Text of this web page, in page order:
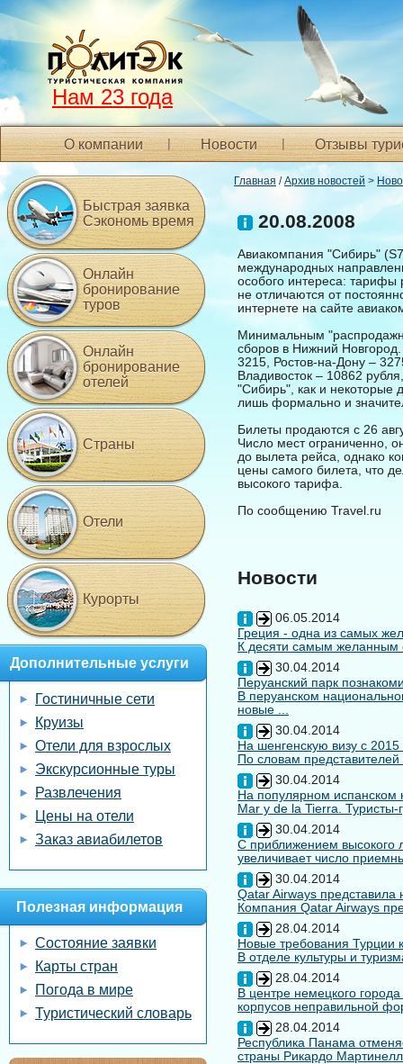
Нам 23 года
О компании Новости Отзывы
Главная /Архив новостей >
20.08.2008
Авиакомпания "Сибирь"
международных
особого интереса: тарифы
не отличаются от
интернете на сайте
Минимальным
сборов в Нижний
3215, Ростов-на-Дону –
Владивосток – 10862
"Сибирь", как и некоторые
лишь формально и
Билеты продаются с 26
Число мест ограниченно,
до вылета рейса, однако
цены самого билета, что
высокого тарифа.
По сообщению Travel.ru
Новости
06.05.2014
Греция - одна из самых
К десяти самым желанным
30.04.2014
Перуанский парк
В перуанском
новые ...
30.04.2014
На шенгенскую визу с 2015
По словам
30.04.2014
На популярном испанском
Mar y de la Tierra. Туристы-
30.04.2014
С приближением высокого
увеличивает число
30.04.2014
Qatar Airways
Компания Qatar Airways
28.04.2014
Новые требования Турции
В отделе культуры и
28.04.2014
В центре немецкого
корпусов неправильной
28.04.2014
Республика Панама
страны Рикардо
Быстрая заявка
Сэкономь время
Онлайн
бронирование
туров
Онлайн
бронирование
отелей
Страны
Отели
Курорты
Дополнительные услуги
Гостиничные сети
Круизы
Отели для взрослых
Экскурсионные туры
Развлечения
Цены на отели
Заказ авиабилетов
Полезная информация
Состояние заявки
Карты стран
Погода в мире
Туристический словарь